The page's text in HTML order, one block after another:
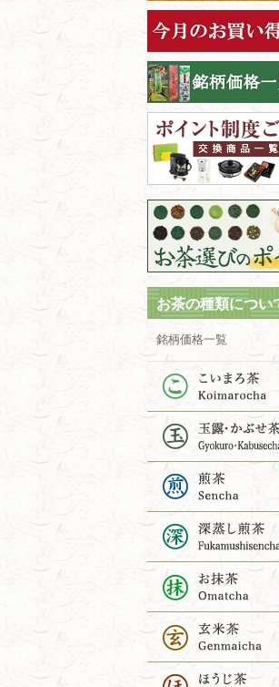
お茶の種類につい
銘柄価格一覧